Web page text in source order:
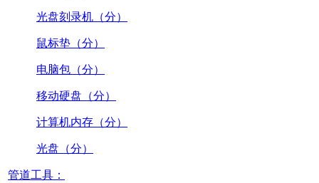
光盘刻录机（分）
鼠标垫（分）
电脑包（分）
移动硬盘（分）
计算机内存（分）
光盘（分）
管道工具：